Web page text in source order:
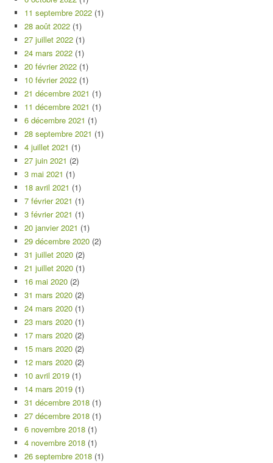
11 septembre 2022 (1)
28 août 2022 (1)
27 juillet 2022 (1)
24 mars 2022 (1)
20 février 2022 (1)
10 février 2022 (1)
21 décembre 2021 (1)
11 décembre 2021 (1)
6 décembre 2021 (1)
28 septembre 2021 (1)
4 juillet 2021 (1)
27 juin 2021 (2)
3 mai 2021 (1)
18 avril 2021 (1)
7 février 2021 (1)
3 février 2021 (1)
20 janvier 2021 (1)
29 décembre 2020 (2)
31 juillet 2020 (2)
21 juillet 2020 (1)
16 mai 2020 (2)
31 mars 2020 (2)
24 mars 2020 (1)
23 mars 2020 (1)
17 mars 2020 (2)
15 mars 2020 (2)
12 mars 2020 (2)
10 avril 2019 (1)
14 mars 2019 (1)
31 décembre 2018 (1)
27 décembre 2018 (1)
6 novembre 2018 (1)
4 novembre 2018 (1)
26 septembre 2018 (1)